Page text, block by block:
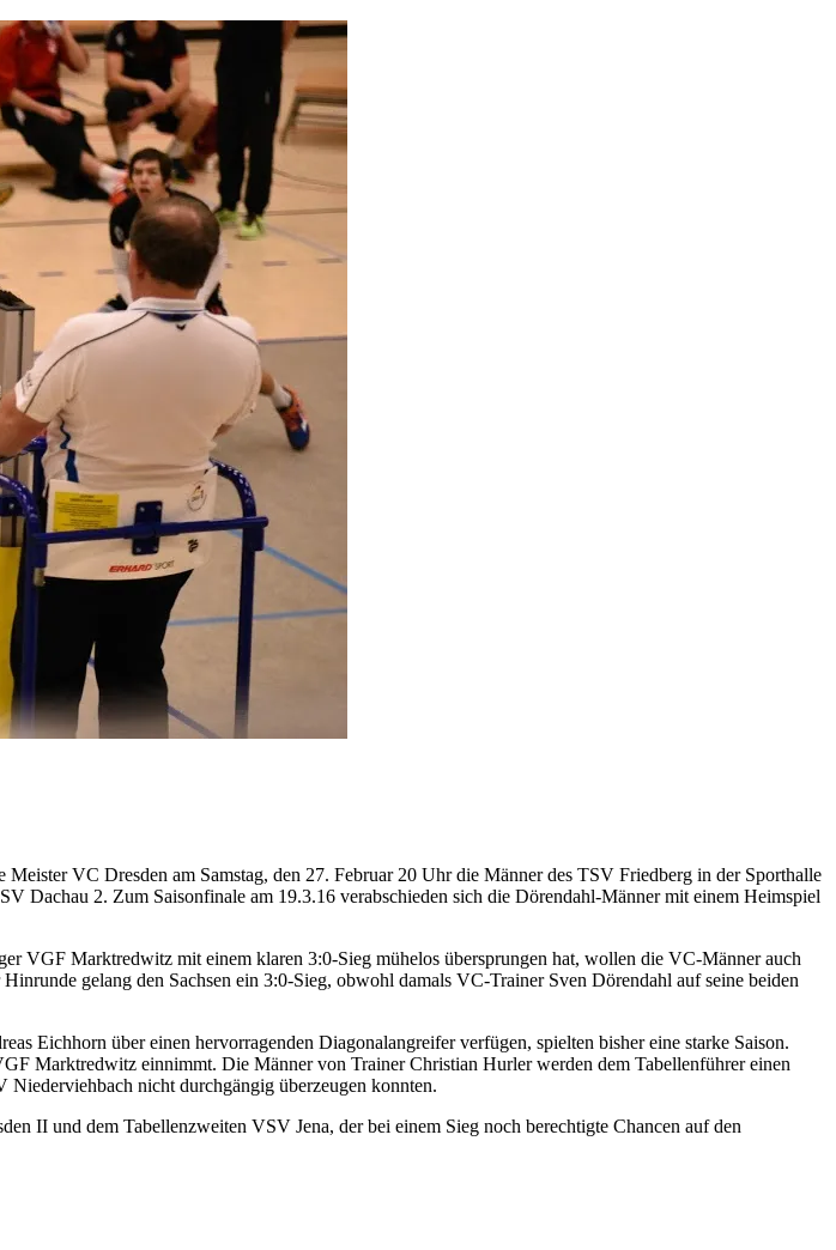
VC Dresden am Samstag, den 27. Februar 20 Uhr die Männer des TSV Friedberg in der Sporthalle
Dachau 2. Zum Saisonfinale am 19.3.16 verabschieden sich die Dörendahl-Männer mit einem Heimspiel
VGF Marktredwitz mit einem klaren 3:0-Sieg mühelos übersprungen hat, wollen die VC-Männer auch
gelang den Sachsen ein 3:0-Sieg, obwohl damals VC-Trainer Sven Dörendahl auf seine beiden
Eichhorn über einen hervorragenden Diagonalangreifer verfügen, spielten bisher eine starke Saison.
Marktredwitz einnimmt. Die Männer von Trainer Christian Hurler werden dem Tabellenführer einen
nicht durchgängig überzeugen konnten.
II und dem Tabellenzweiten VSV Jena, der bei einem Sieg noch berechtigte Chancen auf den